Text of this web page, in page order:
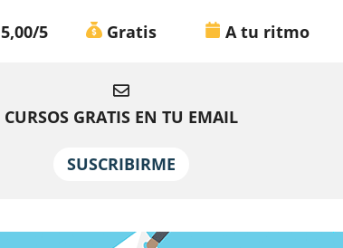
5,00/5 Gratis A tu ritmo
CURSOS GRATIS EN TU EMAIL
SUSCRIBIRME